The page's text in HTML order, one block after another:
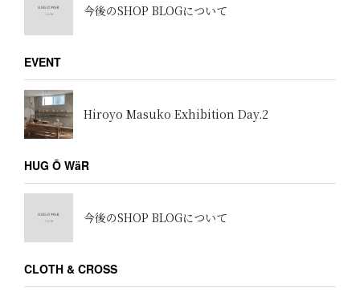
今後のSHOP BLOGについて
EVENT
Hiroyo Masuko Exhibition Day.2
HUG Ō WäR
今後のSHOP BLOGについて
CLOTH & CROSS